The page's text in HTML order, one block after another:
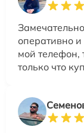
оперативно
мой телефон,
только что